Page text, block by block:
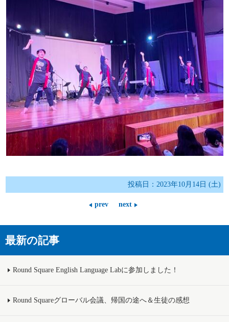
投稿日：2023年10月14日 (土)
prev next
最新の記事
Round Square English Language Labに参加しました！
Round Squareグローバル会議、帰国の途へ＆生徒の感想